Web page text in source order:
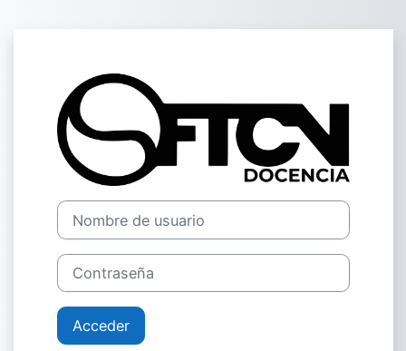
Nombre de usuario
Contraseña
Acceder